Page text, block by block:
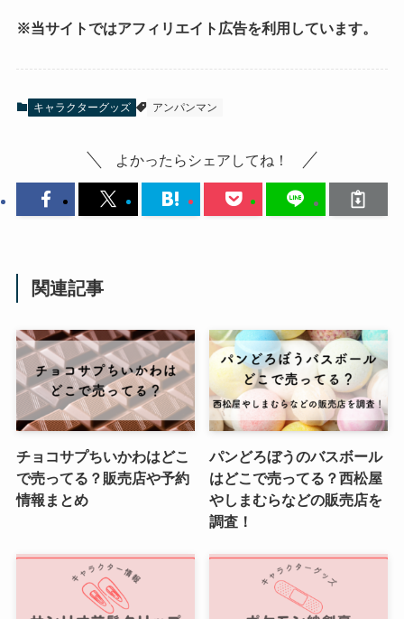
※当サイトではアフィリエイト広告を利用しています。
キャラクターグッズ アンパンマン
よかったらシェアしてね！
関連記事
チョコサプちいかわはどこ
で売ってる？販売店や予約
情報まとめ
パンどろぼうのバスボール
はどこで売ってる？西松屋
やしまむらなどの販売店を
調査！